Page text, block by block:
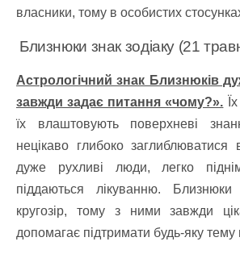
власники, тому в особистих
Близнюки знак зодіаку (21
Астрологічний знак Близнюків
завжди задає питання «чому?».
їх влаштовують поверхневі
нецікаво глибоко
дуже рухливі люди, легко
піддаються лікуванню.
кругозір, тому з ними завжди
допомагає підтримати будь-яку тему